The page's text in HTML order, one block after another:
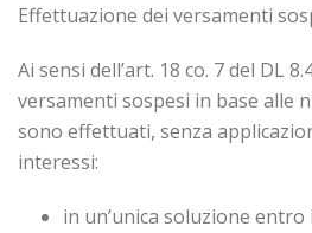
Effettuazione dei versamenti
Ai sensi dell’art. 18 co. 7 del DL
versamenti sospesi in base alle
sono effettuati, senza
interessi:
in un’unica soluzione entro